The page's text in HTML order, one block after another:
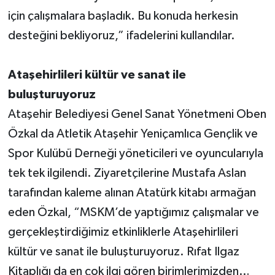
için çalışmalara başladık. Bu konuda herkesin
desteğini bekliyoruz,” ifadelerini kullandılar.
Ataşehirlileri kültür ve sanat ile
buluşturuyoruz
Ataşehir Belediyesi Genel Sanat Yönetmeni Oben
Özkal da Atletik Ataşehir Yeniçamlıca Gençlik ve
Spor Kulübü Derneği yöneticileri ve oyuncularıyla
tek tek ilgilendi. Ziyaretçilerine Mustafa Aslan
tarafından kaleme alınan Atatürk kitabı armağan
eden Özkal, “MSKM’de yaptığımız çalışmalar ve
gerçekleştirdiğimiz etkinliklerle Ataşehirlileri
kültür ve sanat ile buluşturuyoruz. Rıfat Ilgaz
Kitaplığı da en çok ilgi gören birimlerimizden…